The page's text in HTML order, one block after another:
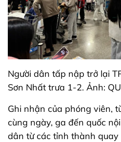
Người dân tấp nập trở lại
Sơn Nhất trưa 1-2. Ảnh:
Ghi nhận của phóng viên,
cùng ngày, ga đến quốc
dân từ các tỉnh thành quay